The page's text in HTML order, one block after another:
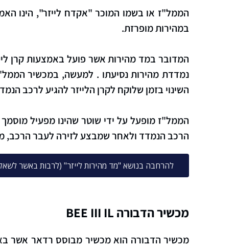
הממל"ז או בשמו המוכר "אקדח לייזר", הינו
במהירות מופרזת.
המדובר במד מהירות אשר פועל באמצעות קרן
נמדדת מהירות נסיעתו . למעשה, במכשיר
השינוי בזמן שלוקח לקרן הלייזר להגיע לרכב
הממל"ז מופעל על ידי שוטר שהינו מפעיל
הרכב הנמדד ולאחר שמבצע לזירה לעבר הרכב,
להרחבה בנושא "מד מהירות לייזר" (לרבות באשר
מכשיר הדבורה BEE III IL
מכשיר הדבורה הוא מכשיר מבוסס רדאר אשר